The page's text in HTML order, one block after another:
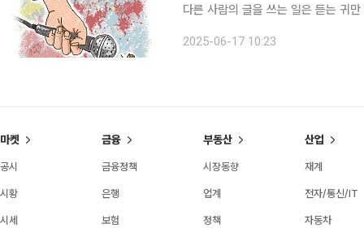
다른 사람의 글을 쓰는 일은 듣는 귀
시 배웠다. 엄마에게 말을 배운 이래
2025-06-17 10:23
마켓
공시
시황
시세
금융
금융정책
은행
보험
부동산
시장동향
업계
정책
산업
재계
전자/통신/IT
자동차